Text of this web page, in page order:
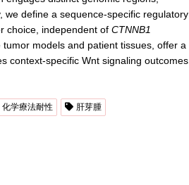
we define a sequence-specific regulatory
choice, independent of CTNNB1
models and patient tissues, offer a
context-specific Wnt signaling outcomes.
化学療法耐性 肝芽腫